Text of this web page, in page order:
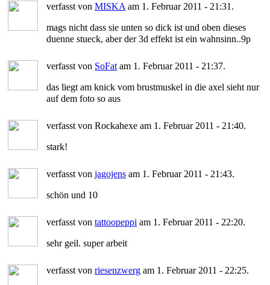
verfasst von MISKA am 1. Februar 2011 - 21:31.
mags nicht dass sie unten so dick ist und oben dieses
duenne stueck, aber der 3d effekt ist ein wahnsinn..9p
verfasst von SoFat am 1. Februar 2011 - 21:37.
das liegt am knick vom brustmuskel in die axel sieht nur
auf dem foto so aus
verfasst von Rockahexe am 1. Februar 2011 - 21:40.
stark!
verfasst von jagojens am 1. Februar 2011 - 21:43.
schön und 10
verfasst von tattoopeppi am 1. Februar 2011 - 22:20.
sehr geil. super arbeit
verfasst von riesenzwerg am 1. Februar 2011 - 22:25.